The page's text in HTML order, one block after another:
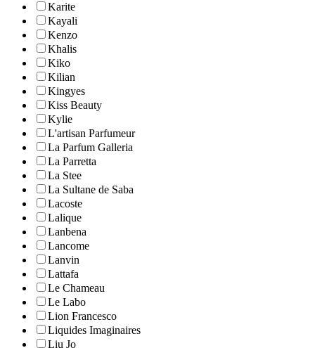
Karite
Kayali
Kenzo
Khalis
Kiko
Kilian
Kingyes
Kiss Beauty
Kylie
L'artisan Parfumeur
La Parfum Galleria
La Parretta
La Stee
La Sultane de Saba
Lacoste
Lalique
Lanbena
Lancome
Lanvin
Lattafa
Le Chameau
Le Labo
Lion Francesco
Liquides Imaginaires
Liu Jo